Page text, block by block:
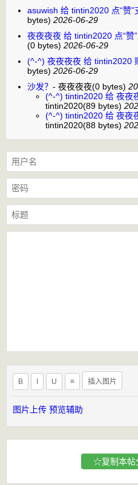
asuwish 给 tintin2020 点“赞”
bytes) 2026-06-29
夜夜夜夜 给 tintin2020 点“赞
(0 bytes) 2026-06-29
(^-^) 夜夜夜夜 给 tintin2020
bytes) 2026-06-29
沙发？ - 夜夜夜夜(0 bytes)
(^-^) tintin2020 给 夜夜
tintin2020(89 bytes)
(^-^) tintin2020 给 夜夜
tintin2020(88 bytes)
B I U ≡ 插入图片
图片上传 预览辅助
☆复制本帖